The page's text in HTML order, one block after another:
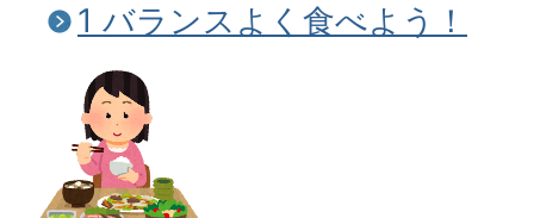
1 バランスよく食べよう！